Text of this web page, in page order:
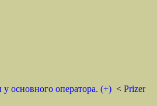
основного оператора. (+) < Prizer